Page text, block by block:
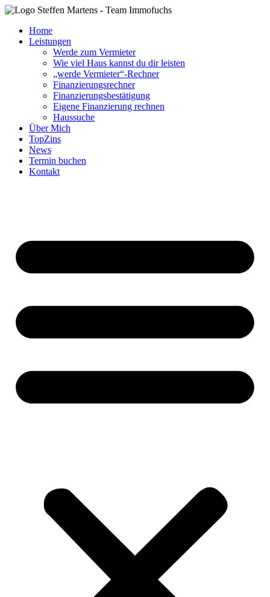
Zum
springenHome
Leistungen
Werde zum Vermieter
Wie viel Haus kannst du dir leisten
„werde Vermieter“-Rechner
Finanzierungsrechner
Finanzierungsbestätigung
Eigene Finanzierung rechnen
Haussuche
Über Mich
TopZins
News
Termin buchen
Kontakt